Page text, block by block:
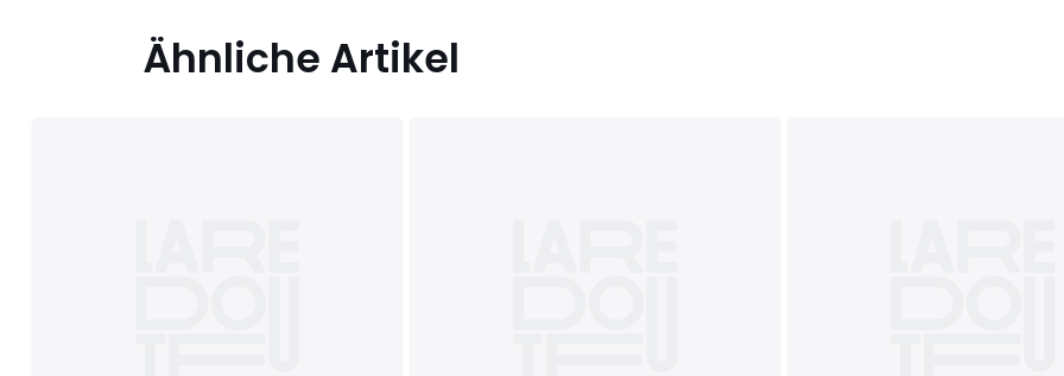
Ähnliche Artikel